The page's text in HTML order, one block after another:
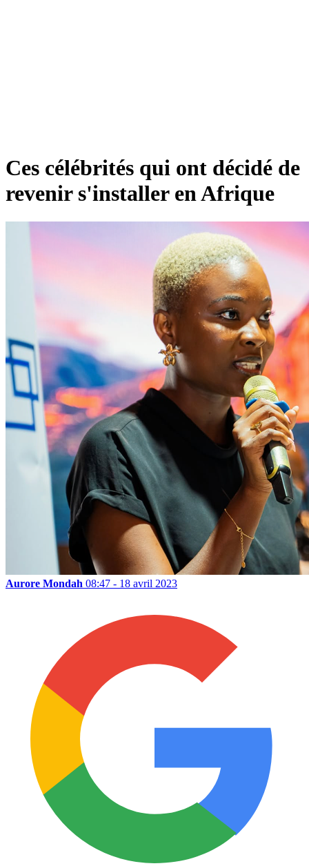
Ces célébrités qui ont décidé de
revenir s'installer en Afrique
Aurore Mondah 08:47 - 18 avril 2023